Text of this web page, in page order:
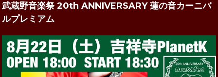
武蔵野音楽祭 20th ANNIVERSARY 蓮の音カーニバ
ルプレミアム